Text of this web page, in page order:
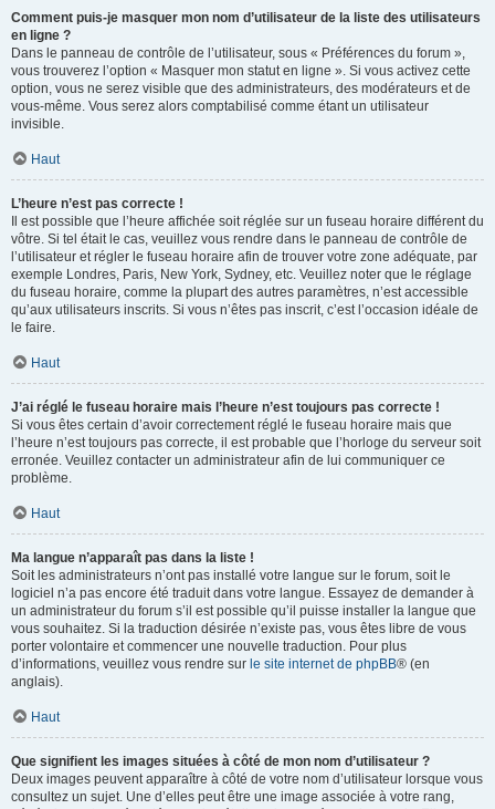
Comment puis-je masquer mon nom d’utilisateur de la liste des utilisateurs
en ligne ?
Dans le panneau de contrôle de l’utilisateur, sous « Préférences du forum »,
vous trouverez l’option « Masquer mon statut en ligne ». Si vous activez cette
option, vous ne serez visible que des administrateurs, des modérateurs et de
vous-même. Vous serez alors comptabilisé comme étant un utilisateur
invisible.
Haut
L’heure n’est pas correcte !
Il est possible que l’heure affichée soit réglée sur un fuseau horaire différent du
vôtre. Si tel était le cas, veuillez vous rendre dans le panneau de contrôle de
l’utilisateur et régler le fuseau horaire afin de trouver votre zone adéquate, par
exemple Londres, Paris, New York, Sydney, etc. Veuillez noter que le réglage
du fuseau horaire, comme la plupart des autres paramètres, n’est accessible
qu’aux utilisateurs inscrits. Si vous n’êtes pas inscrit, c’est l’occasion idéale de
le faire.
Haut
J’ai réglé le fuseau horaire mais l’heure n’est toujours pas correcte !
Si vous êtes certain d’avoir correctement réglé le fuseau horaire mais que
l’heure n’est toujours pas correcte, il est probable que l’horloge du serveur soit
erronée. Veuillez contacter un administrateur afin de lui communiquer ce
problème.
Haut
Ma langue n’apparaît pas dans la liste !
Soit les administrateurs n’ont pas installé votre langue sur le forum, soit le
logiciel n’a pas encore été traduit dans votre langue. Essayez de demander à
un administrateur du forum s’il est possible qu’il puisse installer la langue que
vous souhaitez. Si la traduction désirée n’existe pas, vous êtes libre de vous
porter volontaire et commencer une nouvelle traduction. Pour plus
d’informations, veuillez vous rendre sur le site internet de phpBB® (en
anglais).
Haut
Que signifient les images situées à côté de mon nom d’utilisateur ?
Deux images peuvent apparaître à côté de votre nom d’utilisateur lorsque vous
consultez un sujet. Une d’elles peut être une image associée à votre rang,